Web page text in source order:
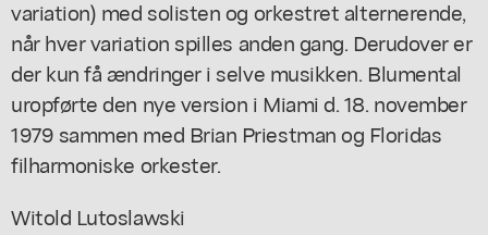
variation) med solisten og orkestret alternerende,
når hver variation spilles anden gang. Derudover er
der kun få ændringer i selve musikken. Blumental
uropførte den nye version i Miami d. 18. november
1979 sammen med Brian Priestman og Floridas
filharmoniske orkester.
Witold Lutoslawski